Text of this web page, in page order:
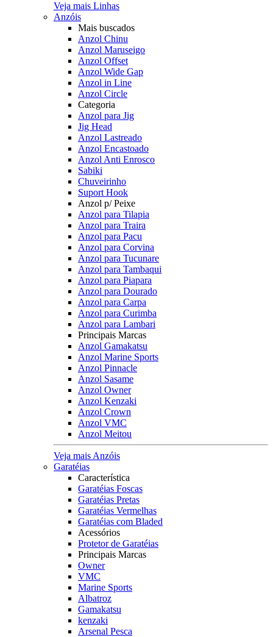
Veja mais Linhas
Anzóis
Mais buscados
Anzol Chinu
Anzol Maruseigo
Anzol Offset
Anzol Wide Gap
Anzol in Line
Anzol Circle
Categoria
Anzol para Jig
Jig Head
Anzol Lastreado
Anzol Encastoado
Anzol Anti Enrosco
Sabiki
Chuveirinho
Suport Hook
Anzol p/ Peixe
Anzol para Tilapia
Anzol para Traira
Anzol para Pacu
Anzol para Corvina
Anzol para Tucunare
Anzol para Tambaqui
Anzol para Piapara
Anzol para Dourado
Anzol para Carpa
Anzol para Curimba
Anzol para Lambari
Principais Marcas
Anzol Gamakatsu
Anzol Marine Sports
Anzol Pinnacle
Anzol Sasame
Anzol Owner
Anzol Kenzaki
Anzol Crown
Anzol VMC
Anzol Meitou
Veja mais Anzóis
Garatéias
Característica
Garatéias Foscas
Garatéias Pretas
Garatéias Vermelhas
Garatéias com Bladed
Acessórios
Protetor de Garatéias
Principais Marcas
Owner
VMC
Marine Sports
Albatroz
Gamakatsu
kenzaki
Arsenal Pesca